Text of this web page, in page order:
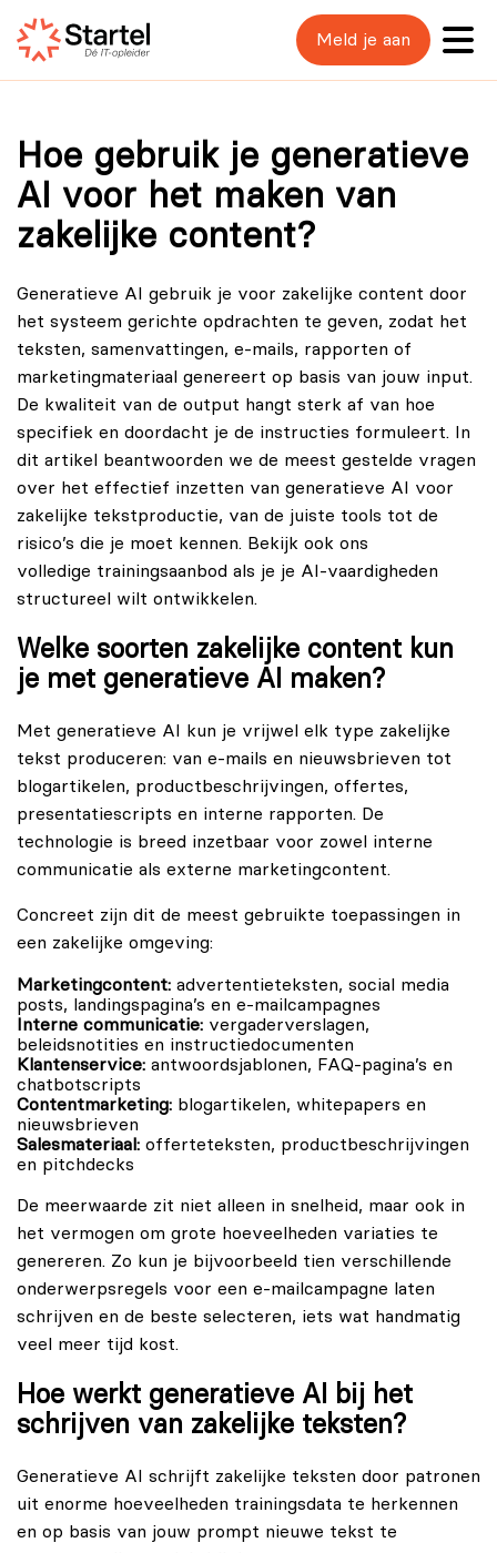
Meld je aan
Hoe gebruik je generatieve
AI voor het maken van
zakelijke content?
Generatieve AI gebruik je voor zakelijke content door
het systeem gerichte opdrachten te geven, zodat het
teksten, samenvattingen, e-mails, rapporten of
marketingmateriaal genereert op basis van jouw input.
De kwaliteit van de output hangt sterk af van hoe
specifiek en doordacht je de instructies formuleert. In
dit artikel beantwoorden we de meest gestelde vragen
over het effectief inzetten van generatieve AI voor
zakelijke tekstproductie, van de juiste tools tot de
risico’s die je moet kennen. Bekijk ook ons
volledige trainingsaanbod als je je AI-vaardigheden
structureel wilt ontwikkelen.
Welke soorten zakelijke content kun
je met generatieve AI maken?
Met generatieve AI kun je vrijwel elk type zakelijke
tekst produceren: van e-mails en nieuwsbrieven tot
blogartikelen, productbeschrijvingen, offertes,
presentatiescripts en interne rapporten. De
technologie is breed inzetbaar voor zowel interne
communicatie als externe marketingcontent.
Concreet zijn dit de meest gebruikte toepassingen in
een zakelijke omgeving:
Marketingcontent: advertentieteksten, social media
posts, landingspagina’s en e-mailcampagnes
Interne communicatie: vergaderverslagen,
beleidsnotities en instructiedocumenten
Klantenservice: antwoordsjablonen, FAQ-pagina’s en
chatbotscripts
Contentmarketing: blogartikelen, whitepapers en
nieuwsbrieven
Salesmateriaal: offerteteksten, productbeschrijvingen
en pitchdecks
De meerwaarde zit niet alleen in snelheid, maar ook in
het vermogen om grote hoeveelheden variaties te
genereren. Zo kun je bijvoorbeeld tien verschillende
onderwerpsregels voor een e-mailcampagne laten
schrijven en de beste selecteren, iets wat handmatig
veel meer tijd kost.
Hoe werkt generatieve AI bij het
schrijven van zakelijke teksten?
Generatieve AI schrijft zakelijke teksten door patronen
uit enorme hoeveelheden trainingsdata te herkennen
en op basis van jouw prompt nieuwe tekst te